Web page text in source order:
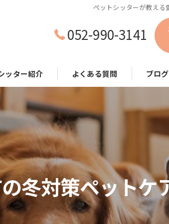
ペットシッターが教える
052-990-3141
ッター紹介 よくある質問 ブログ
冬対策ペットケ